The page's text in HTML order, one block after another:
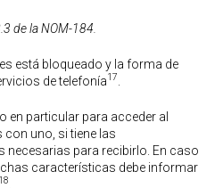
de la NOM-184.
está bloqueado y la forma de
de telefonía17
en particular para acceder al
con uno, si tiene las
para recibirlo. En caso
características debe informar
18